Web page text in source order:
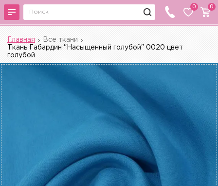
0 0
Главная
Все ткани
Ткань Габардин "Насыщенный голубой" 0020 цвет
голубой